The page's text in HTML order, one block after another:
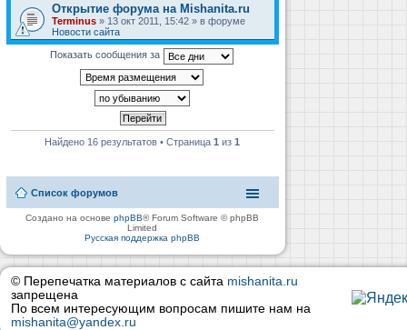
Открытие форума на Mishanita.ru
Terminus » 13 окт 2011, 15:42 » в форуме
Новости сайта
Показать сообщения за
Найдено 16 результатов • Страница1 из1
Список форумов
Создано на основеphpBB® Forum Software © phpBB
Limited
Русская поддержка phpBB
© Перепечатка материалов с сайта mishanita.ru
запрещена
По всем интересующим вопросам пишите нам на
mishanita@yandex.ru